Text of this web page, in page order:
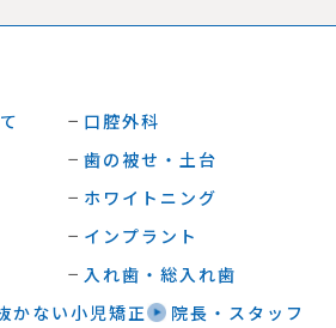
口腔外科
歯の被せ・土台
ホワイトニング
インプラント
入れ歯・総入れ歯
かない小児矯正
院長・スタッフ